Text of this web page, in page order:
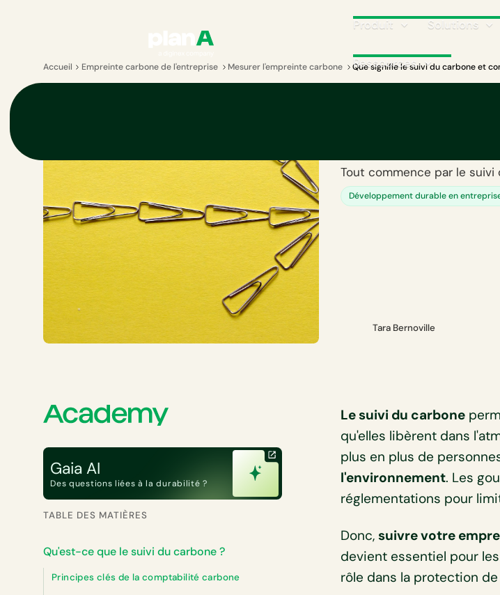
Produit Solutions
Ressources
Accueil Empreinte carbone de l'entreprise Mesurer l'empreinte carbone Que signifie le suivi du carbone et
Tout commence par le suivi
Développement durable en
Tara Bernoville
Gaia AI
Des questions liées à la durabilité ?
TABLE DES MATIÈRES
Qu'est-ce que le suivi du carbone ?
Principes clés de la comptabilité carbone
Le suivi du carbone
qu'elles libèrent dans
plus en plus de
l'environnement. Les
réglementations pour
Donc, suivre votre
devient essentiel pour
rôle dans la protection